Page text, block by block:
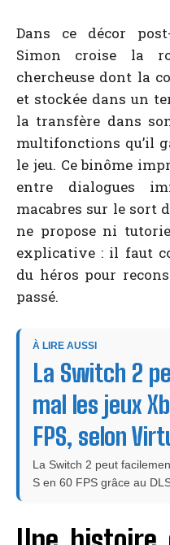
Dans ce décor
Simon croise la
chercheuse dont la
et stockée dans un
la transfère dans
multifonctions qu’il
le jeu. Ce binôme
entre dialogues
macabres sur le sort
ne propose ni
explicative : il faut
du héros pour
passé.
À LIRE AUSSI
La Switch 2
mal les jeux
FPS, selon
La Switch 2 peut
S en 60 FPS grâce au